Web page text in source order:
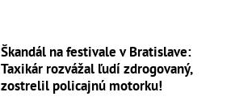
Škandál na festivale v Bratislave:
Taxikár rozvážal ľudí zdrogovaný,
zostrelil policajnú motorku!